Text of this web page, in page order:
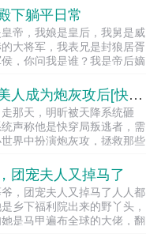
传说中的系统，还有其他的
西。为了以后能长生不老，
冲了。这本算是，穿越四
农女杀疯了，它的后续文同
，为了长生不老，不停的找
了一方大佬，飞升仙界的故
下躺平日常
帝，我娘是皇后，我舅是威
大将军，我表兄是封狼居胥
，你问我是谁？我是帝后嫡
指一算好像没当皇帝。我掐
做多错，尸骨全无。不做不
钓系美人成为炮灰攻后[快穿］
那天，明昕被天降系统砸
声称他是快穿局叛逃者，需
界中扮演炮灰攻，拯救那些
墙。明昕原本兴趣缺缺，直
拥有八块腹肌优美人鱼线的
团宠夫人又掉马了
，团宠夫人又掉马了人人都
乡下福利院出来的野丫头，
是马甲遍布全球的大佬，翻